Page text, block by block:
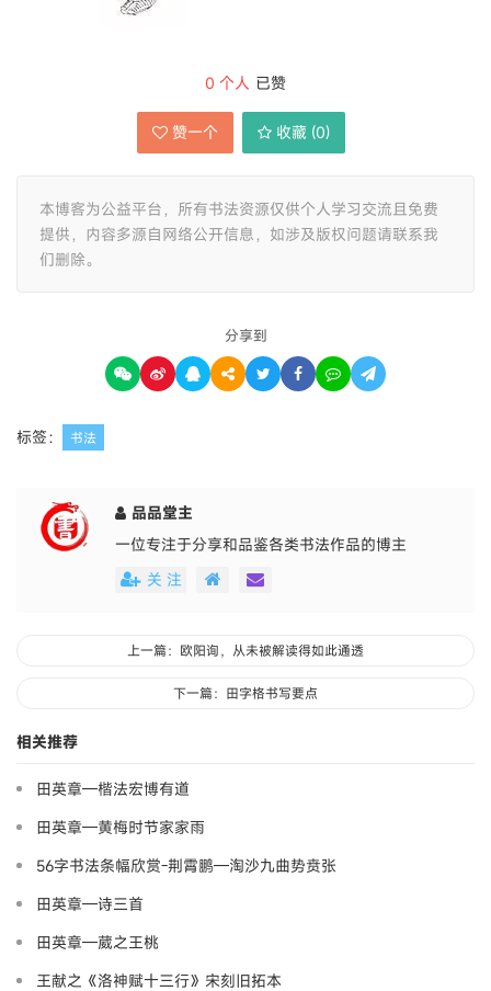
0 个人 已赞
赞一个 收藏 (0)
本博客为公益平台，所有书法资源仅供个人学习交流且免费
提供，内容多源自网络公开信息，如涉及版权问题请联系我
们删除。
分享到
标签： 书法
品品堂主
一位专注于分享和品鉴各类书法作品的博主
关 注
上一篇：欧阳询，从未被解读得如此通透
下一篇：田字格书写要点
相关推荐
田英章—楷法宏博有道
田英章—黄梅时节家家雨
56字书法条幅欣赏-荆霄鹏—淘沙九曲势贲张
田英章—诗三首
田英章—葳之王桃
王献之《洛神赋十三行》宋刻旧拓本